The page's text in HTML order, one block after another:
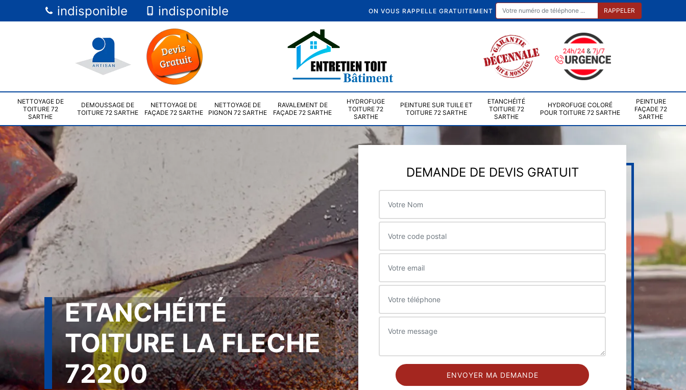
indisponible indisponible ON VOUS RAPPELLE GRATUITEMENT
NETTOYAGE DE
TOITURE 72
SARTHE
DEMOUSSAGE DE
TOITURE 72 SARTHE
NETTOYAGE DE
FAÇADE 72 SARTHE
NETTOYAGE DE
PIGNON 72 SARTHE
RAVALEMENT DE
FAÇADE 72 SARTHE
HYDROFUGE
TOITURE 72
SARTHE
PEINTURE SUR TUILE ET
TOITURE 72 SARTHE
ETANCHÉITÉ
TOITURE 72
SARTHE
HYDROFUGE COLORÉ
POUR TOITURE 72 SARTHE
PEINTURE
FAÇADE 72
SARTHE
ETANCHÉITÉ
TOITURE LA FLECHE
72200
DEMANDE DE DEVIS GRATUIT